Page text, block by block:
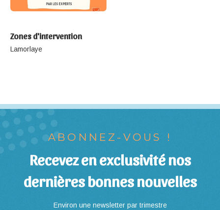
Zones d'intervention
Lamorlaye
ABONNEZ-VOUS !
Recevez en exclusivité nos
dernières bonnes nouvelles
Environ une newsletter par trimestre